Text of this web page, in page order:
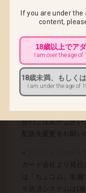
ります。
※ 時間帯指定のみ
す。
※ 配送業者はご注
に決定されます。
※ 出荷完了メールに
いたします。
現時点、未発送の
すため、 配送業者
送のご注文がござ
配送先変更をお願い
カード会社より発行
は「ちょコム」名義
※決済システムは(
If you are under
content,
18歳以上でア
I am over the age
18歳未満、もしく
I am under the age of